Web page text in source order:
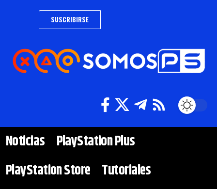
SUSCRIBIRSE
Noticias
PlayStation Plus
PlayStation Store Tutoriales